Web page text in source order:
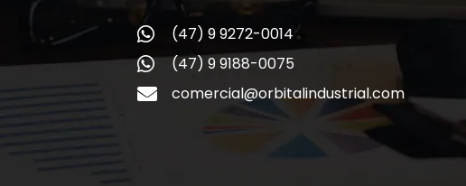
(47) 9 9272-0014
(47) 9 9188-0075
comercial@orbitalindustrial.com